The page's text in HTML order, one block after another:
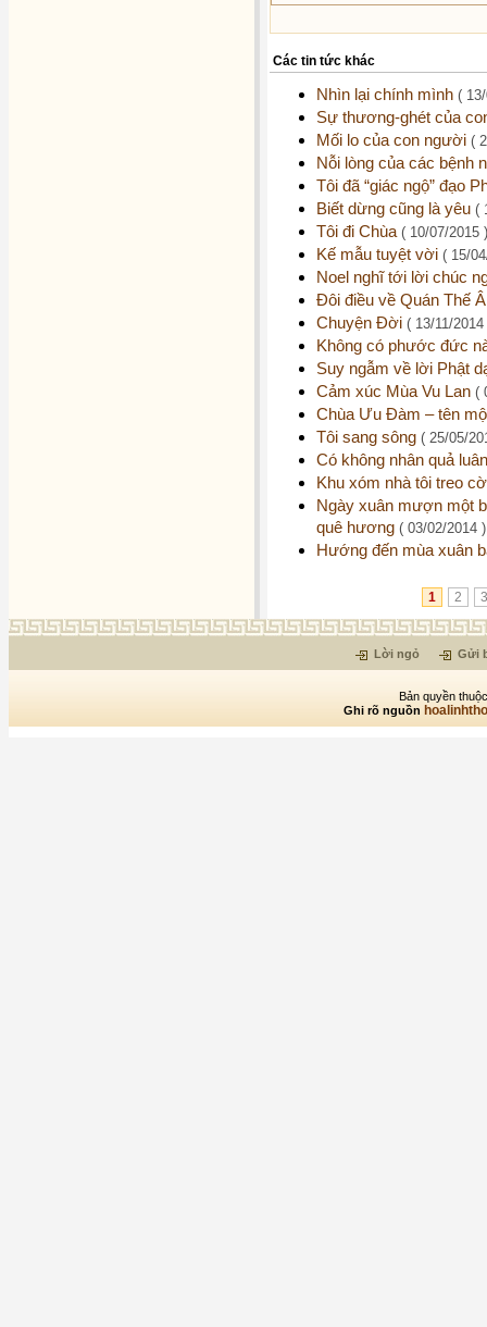
Các tin tức khác
Nhìn lại chính mình (
Sự thương-ghét của
Mối lo của con người (
Nỗi lòng của các bệnh
Tôi đã “giác ngộ” đạo
Biết dừng cũng là yêu (
Tôi đi Chùa ( 10/07/2015 )
Kế mẫu tuyệt vời ( 15/
Noel nghĩ tới lời chúc
Đôi điều về Quán Thế
Chuyện Đời ( 13/11/2014
Không có phước đức
Suy ngẫm về lời Phật
Cảm xúc Mùa Vu Lan (
Chùa Ưu Đàm – tên
Tôi sang sông ( 25/05/
Có không nhân quả
Khu xóm nhà tôi treo
Ngày xuân mượn một
quê hương ( 03/02/2014 )
Hướng đến mùa xuân
1 2 3
Lời ngỏ Gửi
Bản quyền
Ghi rõ nguồn